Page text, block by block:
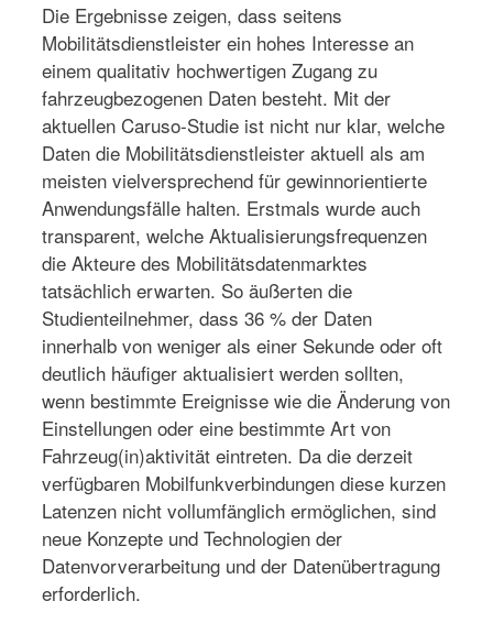
Die Ergebnisse zeigen, dass seitens
Mobilitätsdienstleister ein hohes Interesse an
einem qualitativ hochwertigen Zugang zu
fahrzeugbezogenen Daten besteht. Mit der
aktuellen Caruso-Studie ist nicht nur klar, welche
Daten die Mobilitätsdienstleister aktuell als am
meisten vielversprechend für gewinnorientierte
Anwendungsfälle halten. Erstmals wurde auch
transparent, welche Aktualisierungsfrequenzen
die Akteure des Mobilitätsdatenmarktes
tatsächlich erwarten. So äußerten die
Studienteilnehmer, dass 36 % der Daten
innerhalb von weniger als einer Sekunde oder oft
deutlich häufiger aktualisiert werden sollten,
wenn bestimmte Ereignisse wie die Änderung von
Einstellungen oder eine bestimmte Art von
Fahrzeug(in)aktivität eintreten. Da die derzeit
verfügbaren Mobilfunkverbindungen diese kurzen
Latenzen nicht vollumfänglich ermöglichen, sind
neue Konzepte und Technologien der
Datenvorverarbeitung und der Datenübertragung
erforderlich.